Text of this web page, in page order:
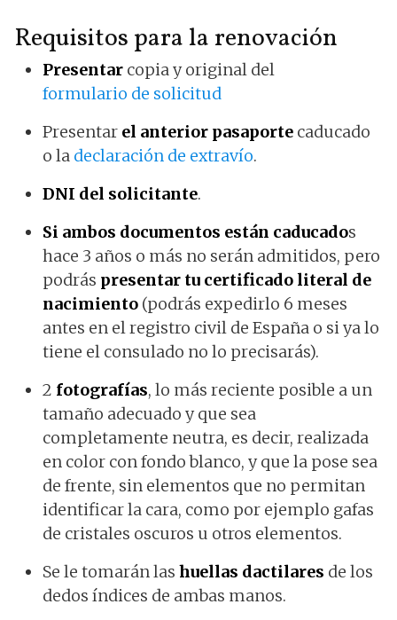
Requisitos para la renovación
Presentar copia y original del
formulario de solicitud
Presentar el anterior pasaporte caducado
o la declaración de extravío.
DNI del solicitante.
Si ambos documentos están caducados
hace 3 años o más no serán admitidos, pero
podrás presentar tu certificado literal de
nacimiento (podrás expedirlo 6 meses
antes en el registro civil de España o si ya lo
tiene el consulado no lo precisarás).
2 fotografías, lo más reciente posible a un
tamaño adecuado y que sea
completamente neutra, es decir, realizada
en color con fondo blanco, y que la pose sea
de frente, sin elementos que no permitan
identificar la cara, como por ejemplo gafas
de cristales oscuros u otros elementos.
Se le tomarán las huellas dactilares de los
dedos índices de ambas manos.